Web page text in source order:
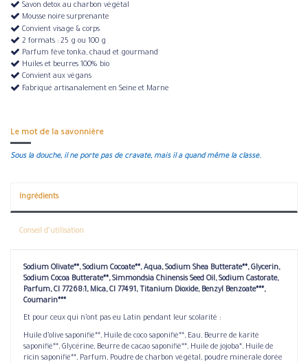
Savon detox au charbon végétal
Mousse noire surprenante
Convient visage & corps
2 formats : 25 g ou 100 g
Parfum fève tonka, chaud et gourmand
Huiles et beurres 100% bio
Convient aux végans
Fabriqué artisanalement en Seine et Marne
Le mot de la savonnière
Sous la douche, il ne porte pas de cravate, mais il a quand même la classe.
Ingrédients
Conseil d’utilisation
Sodium Olivate**, Sodium Cocoate**, Aqua, Sodium Shea Butterate**, Glycerin,
Sodium Cocoa Butterate**, Simmondsia Chinensis Seed Oil, Sodium Castorate,
Parfum, CI 77268:1, Mica, CI 77491, Titanium Dioxide, Benzyl Benzoate***,
Coumarin***
Et pour ceux qui n’ont pas eu Latin pendant leur scolarité :
Huile d’olive saponifié**, Huile de coco saponifié**, Eau, Beurre de karité
saponifié**, Glycérine, Beurre de cacao saponifié**, Huile de jojoba*, Huile de
ricin saponifié**, Parfum, Poudre de charbon végétal, poudre minérale dorée